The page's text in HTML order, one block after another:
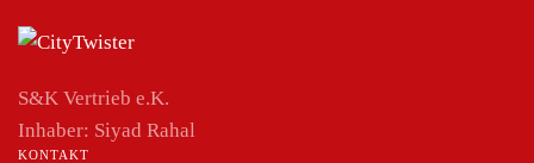
S&K Vertrieb e.K.
Inhaber: Siyad Rahal
KONTAKT